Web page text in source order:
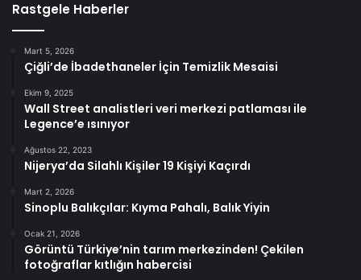
Rastgele Haberler
Mart 5, 2026
Çiğli’de İbadethaneler İçin Temizlik Mesaisi
Ekim 9, 2025
Wall Street analistleri veri merkezi patlaması ile
Legence’e ısınıyor
Ağustos 22, 2023
Nijerya’da Silahlı Kişiler 19 Kişiyi Kaçırdı
Mart 2, 2026
Sinoplu Balıkçılar: Kıyma Pahalı, Balık Yiyin
Ocak 21, 2026
Görüntü Türkiye’nin tarım merkezinden! Çekilen
fotoğraflar kıtlığın habercisi